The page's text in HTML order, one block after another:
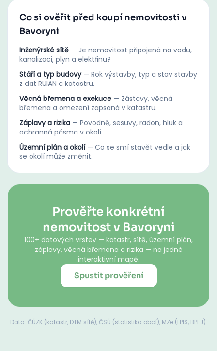
Co si ověřit před koupí nemovitosti v
Bavoryni
Inženýrské sítě — Je nemovitost připojená na vodu,
kanalizaci, plyn a elektřinu?
Stáří a typ budovy — Rok výstavby, typ a stav stavby
z dat RUIAN a katastru.
Věcná břemena a exekuce — Zástavy, věcná
břemena a omezení zapsaná v katastru.
Záplavy a rizika — Povodně, sesuvy, radon, hluk a
ochranná pásma v okolí.
Územní plán a okolí — Co se smí stavět vedle a jak
se okolí může změnit.
Prověřte konkrétní
nemovitost v Bavoryni
100+ datových vrstev — katastr, sítě, územní plán,
záplavy, věcná břemena a rizika — na jedné
interaktivní mapě.
Spustit prověření
Data: ČÚZK (katastr, DTM sítě), ČSÚ (statistika obcí), MZe (LPIS, BPEJ).